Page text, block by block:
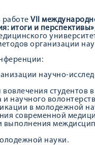
работе VII
итоги и перспективы»
организации
научно-
студентов
и научного
в молодежной
современной
выполнения
науки.